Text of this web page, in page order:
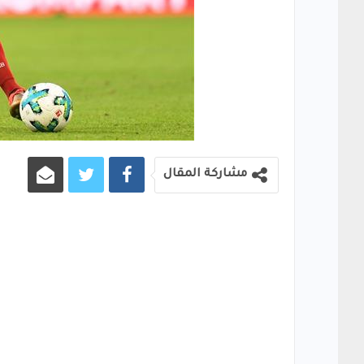
مشاركة المقال